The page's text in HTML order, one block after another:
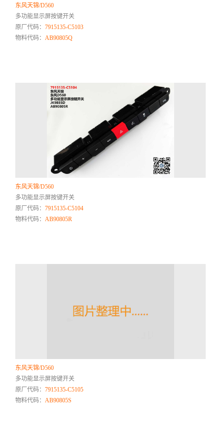
东风天锦/D560
多功能显示屏按键开关
原厂代码：7915135-C5103
物料代码： AB90805Q
东风天锦/D560
多功能显示屏按键开关
原厂代码：7915135-C5104
物料代码： AB90805R
东风天锦/D560
多功能显示屏按键开关
原厂代码：7915135-C5105
物料代码： AB90805S